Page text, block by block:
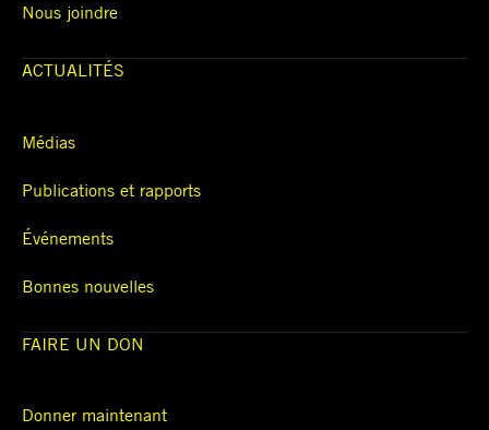
Nous joindre
ACTUALITÉS
Médias
Publications et rapports
Événements
Bonnes nouvelles
FAIRE UN DON
Donner maintenant